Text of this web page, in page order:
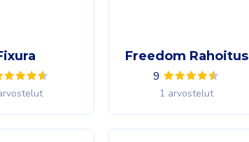
Freedom Rahoitus
9
1 arvostelut